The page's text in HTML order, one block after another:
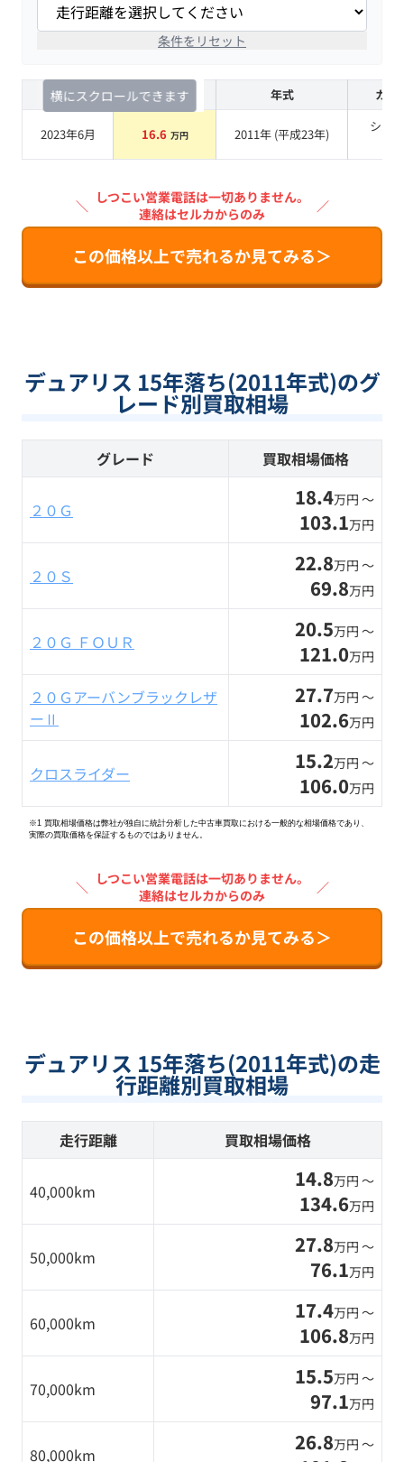
条件をリセット
横にスクロールできます
査定時期 セルカ実績 年式 カラ
2023年6月 16.6 万円 2011年 (平成23年)
シル
＼ しつこい営業電話は一切ありません。
連絡はセルカからのみ
／
この価格以上で売れるか見てみる＞
デュアリス 15年落ち(2011年式)のグ
レード別買取相場
グレード 買取相場価格
２０Ｇ 18.4万円 〜
103.1万円
２０Ｓ 22.8万円 〜
69.8万円
２０Ｇ ＦＯＵＲ 20.5万円 〜
121.0万円
２０Ｇアーバンブラックレザ
ーⅡ
27.7万円 〜
102.6万円
クロスライダー 15.2万円 〜
106.0万円
※1 買取相場価格は弊社が独自に統計分析した中古車買取における一般的な相場価格であり、
実際の買取価格を保証するものではありません。
＼ しつこい営業電話は一切ありません。
連絡はセルカからのみ
／
この価格以上で売れるか見てみる＞
デュアリス 15年落ち(2011年式)の走
行距離別買取相場
走行距離 買取相場価格
40,000km 14.8万円 〜
134.6万円
50,000km 27.8万円 〜
76.1万円
60,000km 17.4万円 〜
106.8万円
70,000km 15.5万円 〜
97.1万円
80,000km 26.8万円 〜